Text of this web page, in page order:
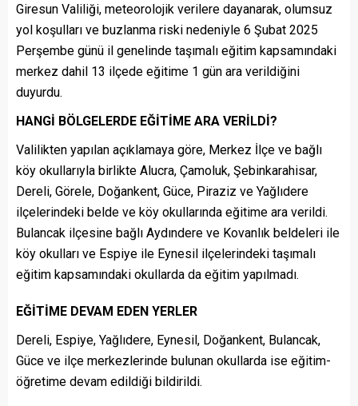
Giresun Valiliği, meteorolojik verilere dayanarak, olumsuz
yol koşulları ve buzlanma riski nedeniyle 6 Şubat 2025
Perşembe günü il genelinde taşımalı eğitim kapsamındaki
merkez dahil 13 ilçede eğitime 1 gün ara verildiğini
duyurdu.
HANGİ BÖLGELERDE EĞİTİME ARA VERİLDİ?
Valilikten yapılan açıklamaya göre, Merkez İlçe ve bağlı
köy okullarıyla birlikte Alucra, Çamoluk, Şebinkarahisar,
Dereli, Görele, Doğankent, Güce, Piraziz ve Yağlıdere
ilçelerindeki belde ve köy okullarında eğitime ara verildi.
Bulancak ilçesine bağlı Aydındere ve Kovanlık beldeleri ile
köy okulları ve Espiye ile Eynesil ilçelerindeki taşımalı
eğitim kapsamındaki okullarda da eğitim yapılmadı.
EĞİTİME DEVAM EDEN YERLER
Dereli, Espiye, Yağlıdere, Eynesil, Doğankent, Bulancak,
Güce ve ilçe merkezlerinde bulunan okullarda ise eğitim-
öğretime devam edildiği bildirildi.